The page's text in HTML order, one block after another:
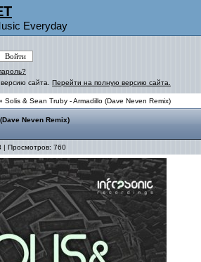
Everyday
сайта. Перейти на полную версию сайта.
Solis & Sean Truby - Armadillo (Dave Neven Remix)
Neven Remix)
| Просмотров: 760